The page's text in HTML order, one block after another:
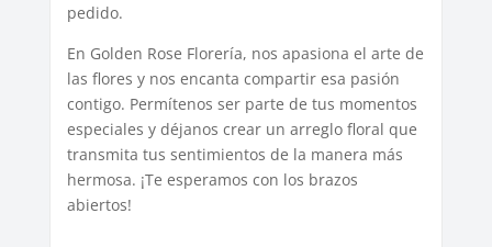
pedido.
En Golden Rose Florería, nos apasiona el arte de
las flores y nos encanta compartir esa pasión
contigo. Permítenos ser parte de tus momentos
especiales y déjanos crear un arreglo floral que
transmita tus sentimientos de la manera más
hermosa. ¡Te esperamos con los brazos
abiertos!